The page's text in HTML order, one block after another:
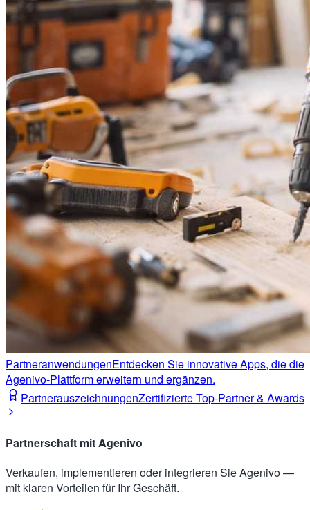
PartneranwendungenEntdecken Sie innovative Apps, die die
Agenivo-Plattform erweitern und ergänzen.
PartnerauszeichnungenZertifizierte Top-Partner & Awards
Partnerschaft mit Agenivo
Verkaufen, implementieren oder integrieren Sie Agenivo —
mit klaren Vorteilen für Ihr Geschäft.